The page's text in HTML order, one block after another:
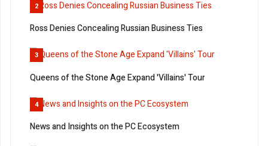
2
Ross Denies Concealing Russian Business Ties
3
Queens of the Stone Age Expand 'Villains' Tour
4
News and Insights on the PC Ecosystem